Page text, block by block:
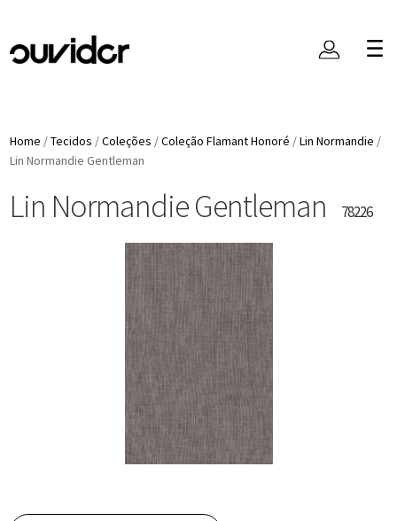
Home /Tecidos /Coleções /Coleção Flamant Honoré /Lin Normandie /
Lin Normandie Gentleman
Lin Normandie Gentleman 78226